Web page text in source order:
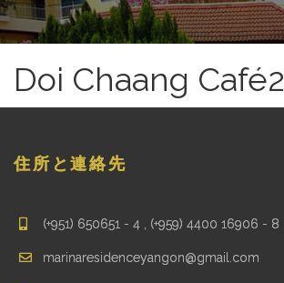
Doi Chaang Café2
住所と連絡先
(+951) 650651 - 4 , (+959) 4400 16906 - 8
marinaresidenceyangon@gmail.com